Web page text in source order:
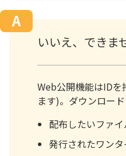
いいえ、できま
Web公開機能はIDを
ます)。ダウンロー
配布したいファ
発行されたワン